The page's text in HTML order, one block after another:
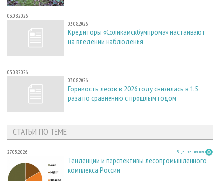
03.08.2026
03.08.2026
Кредиторы «Соликамскбумпрома» настаивают
на введении наблюдения
03.08.2026
03.08.2026
Горимость лесов в 2026 году снизилась в 1,5
раза по сравнению с прошлым годом
СТАТЬИ ПО ТЕМЕ
27.05.2026 В центре внимания
Тенденции и перспективы лесопромышленного
комплекса России